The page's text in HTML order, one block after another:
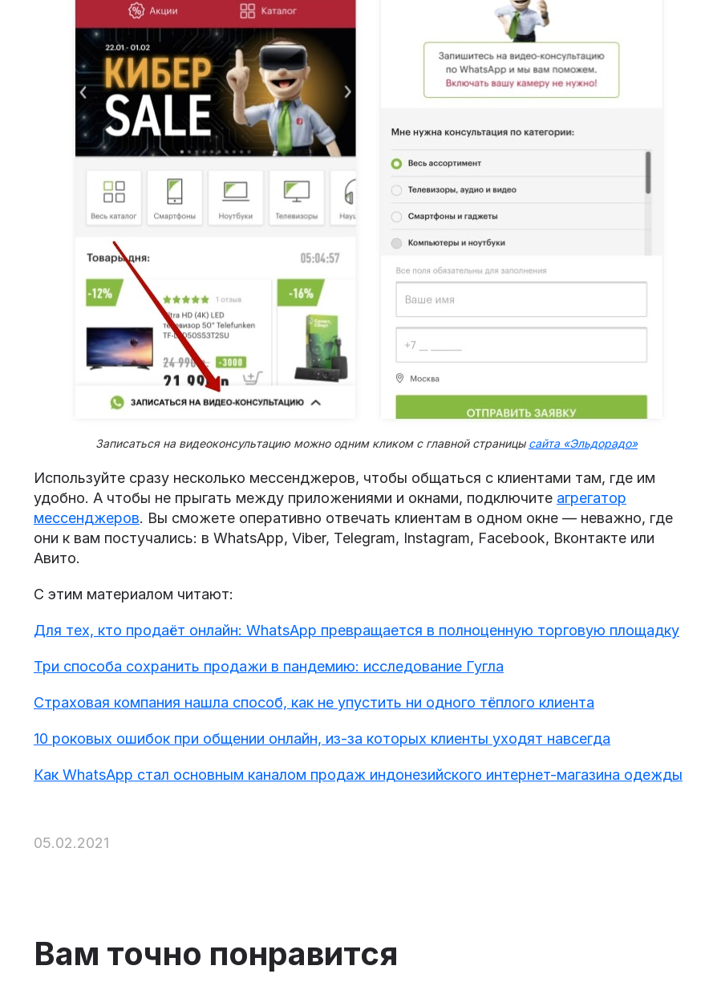
Записаться на видеоконсультацию можно одним кликом с главной страницы сайта «Эльдорадо»
Используйте сразу несколько мессенджеров, чтобы общаться с клиентами там, где им
удобно. А чтобы не прыгать между приложениями и окнами, подключите агрегатор
мессенджеров. Вы сможете оперативно отвечать клиентам в одном окне — неважно, где
они к вам постучались: в WhatsApp, Viber, Telegram, Instagram, Facebook, Вконтакте или
Авито.
С этим материалом читают:
Для тех, кто продаёт онлайн: WhatsApp превращается в полноценную торговую площадку
Три способа сохранить продажи в пандемию: исследование Гугла
Страховая компания нашла способ, как не упустить ни одного тёплого клиента
10 роковых ошибок при общении онлайн, из-за которых клиенты уходят навсегда
Как WhatsApp стал основным каналом продаж индонезийского интернет-магазина одежды
05.02.2021
Вам точно понравится